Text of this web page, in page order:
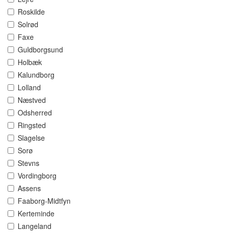
Roskilde
Solrød
Faxe
Guldborgsund
Holbæk
Kalundborg
Lolland
Næstved
Odsherred
Ringsted
Slagelse
Sorø
Stevns
Vordingborg
Assens
Faaborg-Midtfyn
Kerteminde
Langeland